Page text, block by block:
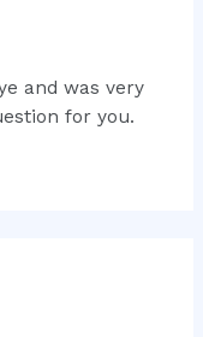
and was very
for you.